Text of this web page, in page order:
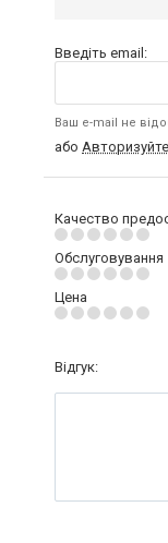
Введіть email:
Ваш e-mail не
або
Качество
Обслуговування
Цена
Відгук: